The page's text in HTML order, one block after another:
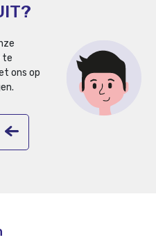
te
ons op